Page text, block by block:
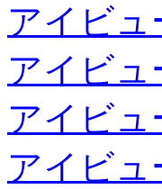
アイビ
アイビ
アイビ
アイビ